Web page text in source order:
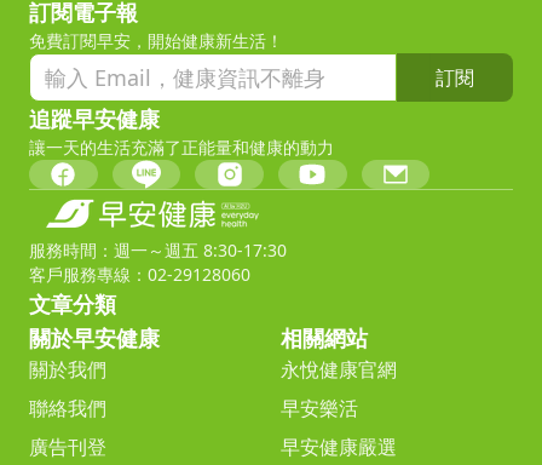
訂閱電子報
免費訂閱早安，開始健康新生活！
訂閱
追蹤早安健康
讓一天的生活充滿了正能量和健康的動力
服務時間：週一～週五 8:30-17:30
客戶服務專線：02-29128060
文章分類
關於早安健康
關於我們
聯絡我們
廣告刊登
相關網站
永悅健康官網
早安樂活
早安健康嚴選